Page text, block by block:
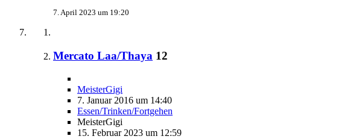
7. April 2023 um 19:20
Mercato Laa/Thaya 12
MeisterGigi
7. Januar 2016 um 14:40
Essen/Trinken/Fortgehen
MeisterGigi
15. Februar 2023 um 12:59